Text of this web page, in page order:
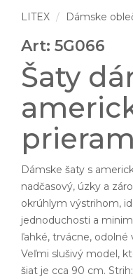
LITEX Dámske
Art: 5G066
Šaty
Dámske šaty s
nadčasový, úzky a
okrúhlym výstrihom,
jednoduchosti a
ľahké, trvácne, odolné
Veľmi slušivý model,
šiat je cca 90 cm.